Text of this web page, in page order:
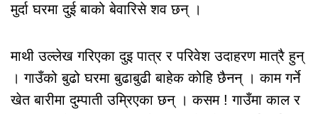
मुर्दा घरमा दुई बाको बेवारिसे शव छन् ।
माथी उल्लेख गरिएका दुइ पात्र र परिवेश उदाहरण मात्रै हुन्
। गाउँको बुढो घरमा बुढाबुढी बाहेक कोहि छैनन् । काम गर्ने
खेत बारीमा दुम्पाती उम्रिएका छन् । कसम ! गाउँमा काल र